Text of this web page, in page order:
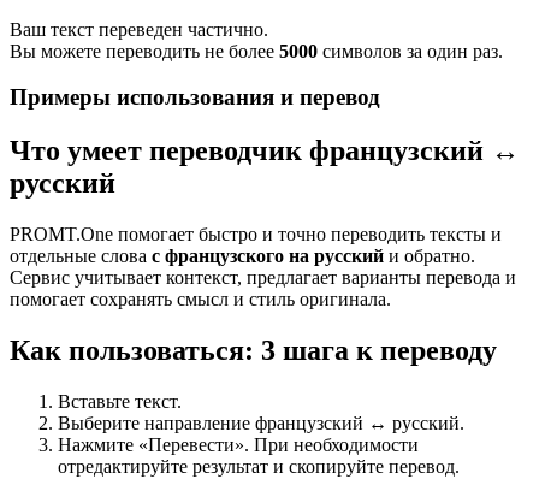
Ваш текст переведен частично.
Вы можете переводить не более 5000 символов за один раз.
Примеры использования и перевод
Что умеет переводчик французский ↔
русский
PROMT.One помогает быстро и точно переводить тексты и
отдельные слова с французского на русский и обратно.
Сервис учитывает контекст, предлагает варианты перевода и
помогает сохранять смысл и стиль оригинала.
Как пользоваться: 3 шага к переводу
Вставьте текст.
Выберите направление французский ↔ русский.
Нажмите «Перевести». При необходимости
отредактируйте результат и скопируйте перевод.